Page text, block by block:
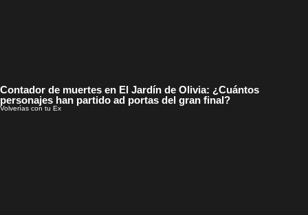
Contador de muertes en El Jardín de Olivia: ¿Cuántos
personajes han partido ad portas del gran final?
Volverías con tu Ex